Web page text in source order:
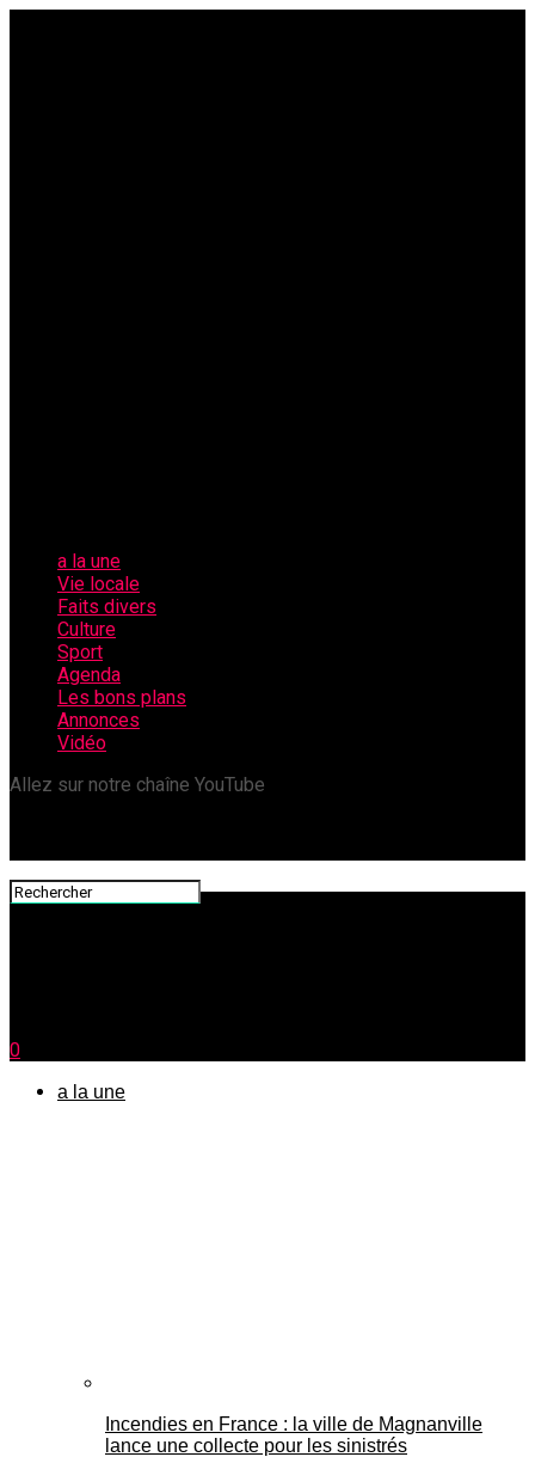
a la une
Vie locale
Faits divers
Culture
Sport
Agenda
Les bons plans
Annonces
Vidéo
Allez sur notre chaîne YouTube
0
a la une
Incendies en France : la ville de Magnanville
lance une collecte pour les sinistrés